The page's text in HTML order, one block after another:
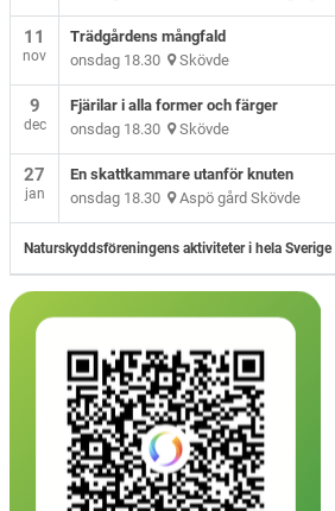
11
nov
Trädgårdens mångfald
onsdag 18.30 Skövde
9
dec
Fjärilar i alla former och färger
onsdag 18.30 Skövde
27
jan
En skattkammare utanför knuten
onsdag 18.30 Aspö gård Skövde
Naturskyddsföreningens aktiviteter i hela Sverige